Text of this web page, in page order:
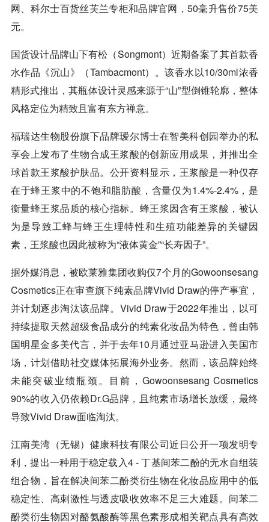
网、科尔士百货丝芙兰专柜和品牌官网，50毫升售价75美
元。
国货设计品牌山下有松（Songmont）近期备案了其首款香
水作品《沉山》（Tambacmont）。该香水以10/30ml浓香
精形式推出，其瓶体设计灵感来源于“山”型倒锥轮廓，整体
风格定位为精致且富有东方禅意。
福瑞达生物股份旗下品牌瑷尔博士在智美科创园举办的私
享会上发布了生物合成王浆酸的创新应用成果，并推出全
球首款王浆酸护肤品。公开资料显示，王浆酸是一种仅存
在于蜂王浆中的不饱和脂肪酸，含量仅为1.4%-2.4%，是
衡量蜂王浆品质的核心指标。蜂王浆因含有王浆酸，被认
为是导致工蜂与蜂王生理特性和生殖功能差异的关键因
素，王浆酸也因此被称为“液体黄金”“长寿因子”。
据外媒消息，被欧莱雅集团收购仅7个月的Gowoonsesang
Cosmetics正在审查旗下纯素品牌Vivid Draw的停产事宜，
并计划逐步淘汰该品牌。Vivid Draw于2022年推出，以可
持续提取天然超级食品成分的纯素化妆品为特色，曾由韩
国明星金多美代言，并于去年10月通过亚马逊进入美国市
场，计划借助社交媒体拓展海外业务。然而，该品牌始终
未能突破业绩瓶颈。目前，Gowoonsesang Cosmetics
90%的收入仍依赖Dr.G品牌，且纯素市场增长放缓，最终
导致Vivid Draw面临淘汰。
江南美湾（无锡）健康科技有限公司近日公开一项发明专
利，提出一种用于稳定载入4 - 丁基间苯二酚的无水自组装
组合物，旨在解决间苯二酚类衍生物在化妆品应用中的低
稳定性、高刺激性与透皮吸收效率不足三大难题。间苯二
酚类衍生物因对酪氨酸酶等黑色素形成相关靶点具有高效